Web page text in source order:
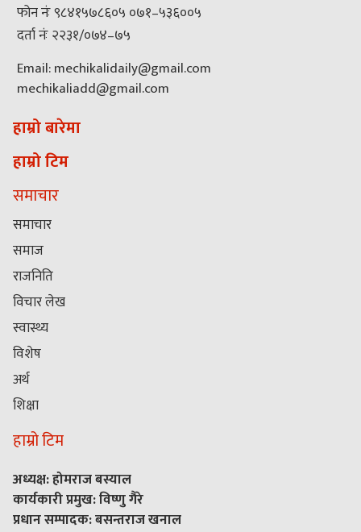
फोन नंः ९८४१५७८६०५ ०७१–५३६००५
दर्ता नंः २२३१/०७४–७५
Email: mechikalidaily@gmail.com
mechikaliadd@gmail.com
हाम्रो बारेमा
हाम्रो टिम
समाचार
समाचार
समाज
राजनिति
विचार लेख
स्वास्थ्य
विशेष
अर्थ
शिक्षा
हाम्रो टिम
अध्यक्ष: होमराज बस्याल
कार्यकारी प्रमुख: विष्णु गैरे
प्रधान सम्पादक: बसन्तराज खनाल